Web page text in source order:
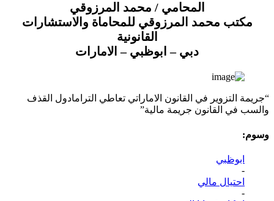
المحامي / محمد المرزوقي
مكتب محمد المرزوقي للمحاماة والاستشارات
القانونية
دبي – ابوظبي – الامارات
“جريمة التزوير في القانون الاماراتي تعاطي الترامادول القذف
والسب في القانون جريمة مالية”
وسوم:
ابوظبي
-
احتيال مالي
-